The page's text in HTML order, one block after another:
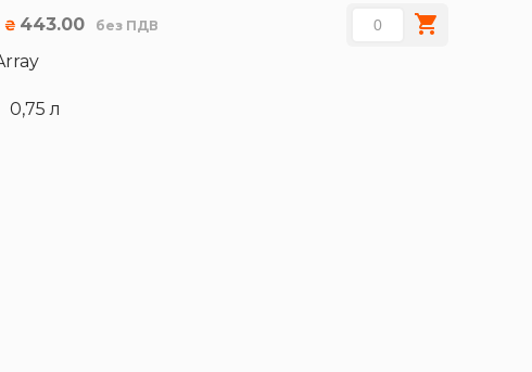
₴ 443.00 без ПДВ
0,75 л